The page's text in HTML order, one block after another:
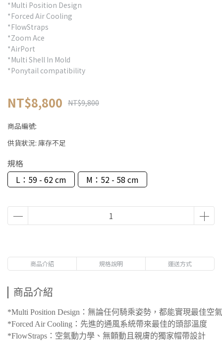
*Multi Position Design
*Forced Air Cooling
*FlowStraps
*Zoom Ace
*AirPort
*Multi Shell In Mold
*Ponytail compatibility
NT$8,800 NT$9,800
商品編號:
供貨狀況: 庫存不足
規格
L：59 - 62 cm
M：52 - 58 cm
商品介紹 規格說明 運送方式
商品介紹
*Multi Position Design：無論任何騎乘姿勢，都能實現最佳空
*Forced Air Cooling：先進的通風系統帶來最佳的頭部溫度
*FlowStraps：空氣動力學、無顫動且親膚的獨家帽帶設計